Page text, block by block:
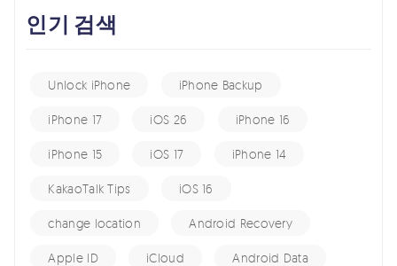
인기 검색
Unlock iPhone iPhone Backup
iPhone 17 iOS 26 iPhone 16
iPhone 15 iOS 17 iPhone 14
KakaoTalk Tips iOS 16
change location Android Recovery
Apple ID iCloud Android Data